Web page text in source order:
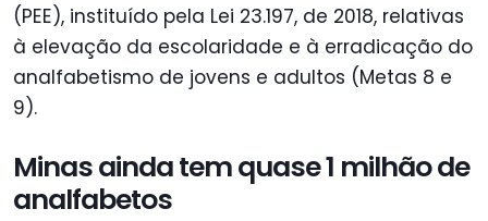
(PEE), instituído pela Lei 23.197, de 2018, relativas
à elevação da escolaridade e à erradicação do
analfabetismo de jovens e adultos (Metas 8 e
9).
Minas ainda tem quase 1 milhão de
analfabetos